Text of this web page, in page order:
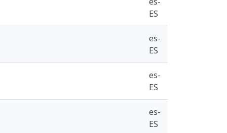
ES
es-
ES
es-
ES
es-
ES